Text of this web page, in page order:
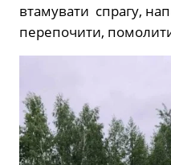
втамувати спрагу,
перепочити,